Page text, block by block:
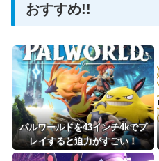
おすすめ!!
パルワールドを43インチ4kでプ
レイすると迫力がすごい！